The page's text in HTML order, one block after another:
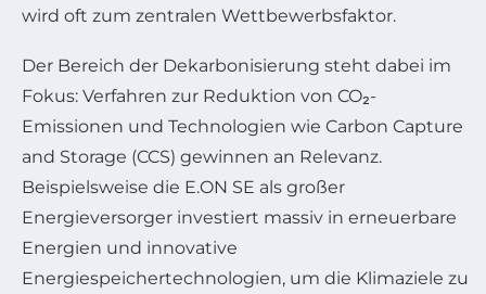
wird oft zum zentralen Wettbewerbsfaktor.
Der Bereich der Dekarbonisierung steht dabei im
Fokus: Verfahren zur Reduktion von CO₂-
Emissionen und Technologien wie Carbon Capture
and Storage (CCS) gewinnen an Relevanz.
Beispielsweise die E.ON SE als großer
Energieversorger investiert massiv in erneuerbare
Energien und innovative
Energiespeichertechnologien, um die Klimaziele zu